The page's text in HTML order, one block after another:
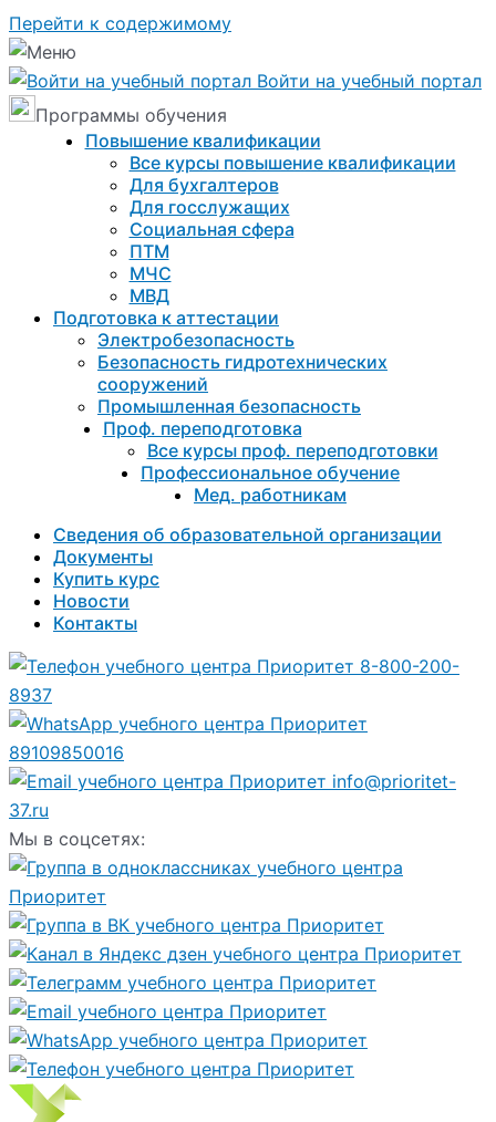
Перейти к содержимому
Войти на учебный портал
Программы обучения
Повышение квалификации
Все курсы повышение квалификации
Для бухгалтеров
Для госслужащих
Социальная сфера
ПТМ
МЧС
МВД
Подготовка к aттестации
Электробезопасность
Безопасность гидротехнических
сооружений
Промышленная безопасность
Проф. переподготовка
Все курсы проф. переподготовки
Профессиональное обучение
Мед. работникам
Сведения об образовательной организации
Документы
Купить курс
Новости
Контакты
8-800-200-
8937
89109850016
info@prioritet-
37.ru
Мы в соцсетях: